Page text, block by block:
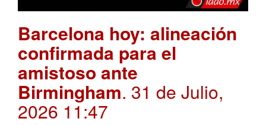
Barcelona hoy: alineación
confirmada para el
amistoso ante
Birmingham. 31 de Julio,
2026 11:47